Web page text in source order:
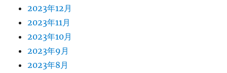
2023年12月
2023年11月
2023年10月
2023年9月
2023年8月